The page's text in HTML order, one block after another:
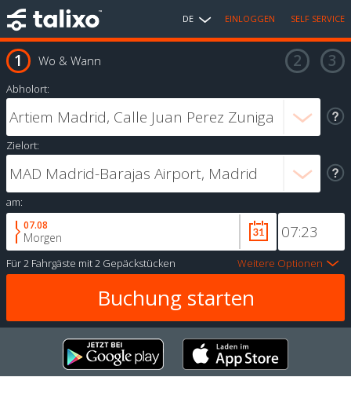
DE EINLOGGEN SELF SERVICE
Wo & Wann
Abholort:
Zielort:
am:
07.08
Morgen
Für2 Fahrgäste mit2 Gepäckstücken Weitere Optionen